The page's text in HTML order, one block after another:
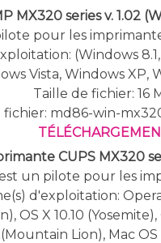
MX320 series v. 1.02
pour les
(Windows
Vista, Windows XP,
Taille de fichier: 16
md86-win-
CUPS MX320
un pilote pour les
d'exploitation:
OS X 10.10
Lion), Mac OS